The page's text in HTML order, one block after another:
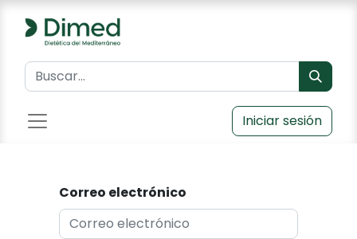
Iniciar sesión
Correo electrónico